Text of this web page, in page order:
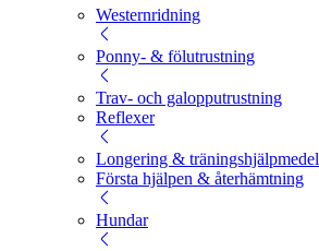
Westernridning
Ponny- & fölutrustning
Trav- och galopputrustning
Reflexer
Longering & träningshjälpmedel
Första hjälpen & återhämtning
Hundar